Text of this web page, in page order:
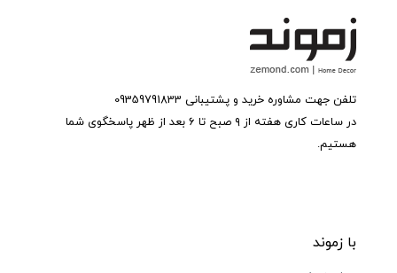
تلفن جهت مشاوره خرید و پشتیبانی 09359791833
در ساعات کاری هفته از ۹ صبح تا ۶ بعد از ظهر پاسخگوی شما
هستیم.
با زموند